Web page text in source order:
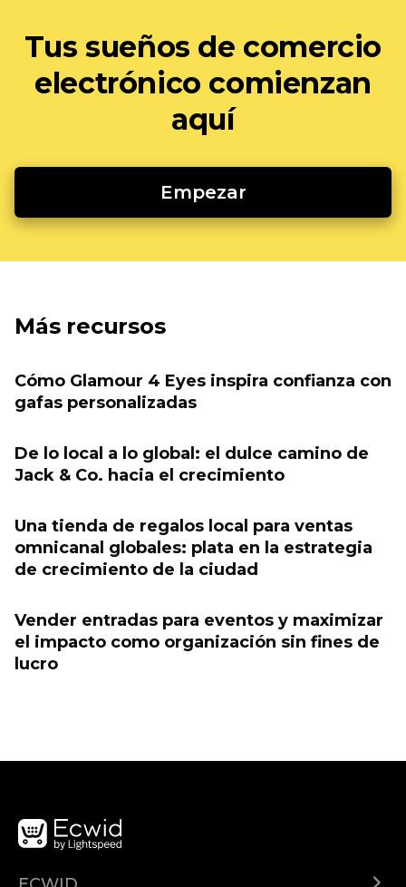
Tus sueños de comercio
electrónico comienzan
aquí
Empezar
Más recursos
Cómo Glamour 4 Eyes inspira confianza con
gafas personalizadas
De lo local a lo global: el dulce camino de
Jack & Co. hacia el crecimiento
Una tienda de regalos local para ventas
omnicanal globales: plata en la estrategia
de crecimiento de la ciudad
Vender entradas para eventos y maximizar
el impacto como organización sin fines de
lucro